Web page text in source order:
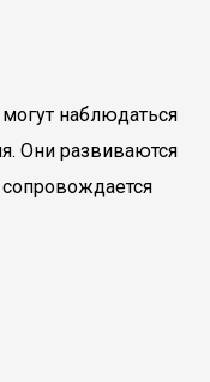
наблюдаться
Они развиваются